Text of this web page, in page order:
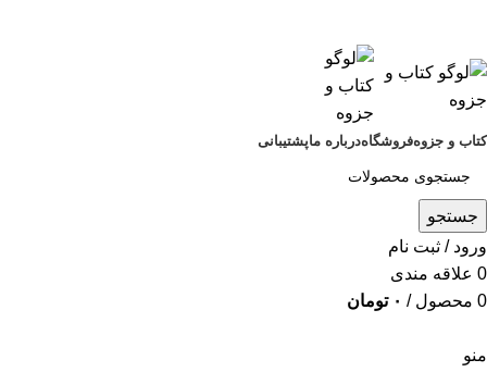
کتاب و جزوهفروشگاهدرباره ماپشتیبانی
جستجو
ورود / ثبت نام
0 علاقه مندی
0 محصول / ۰ تومان
منو